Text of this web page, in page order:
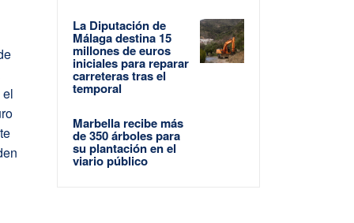
La Diputación de
Málaga destina 15
millones de euros
iniciales para reparar
carreteras tras el
temporal
Marbella recibe más
de 350 árboles para
su plantación en el
viario público